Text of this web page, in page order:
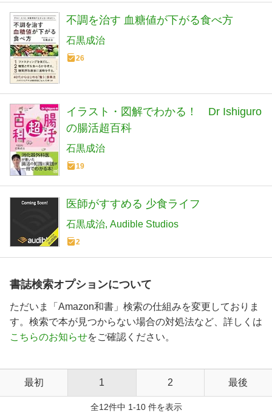
不調を治す 血糖値が下がる食べ方
石黒成治
26
イラスト・図解でわかる！ Dr Ishiguro
の腸活超百科
石黒成治
19
医師がすすめる 少食ライフ
石黒成治 Audible Studios
2
書誌検索オプションについて
ただいま「Amazon和書」検索の仕組みを変更しておりま
す。検索で本が見つからない場合の対処法など、詳しくは
こちらのお知らせをご確認ください。
最初 1 2 最後
全12件中 1-10 件を表示